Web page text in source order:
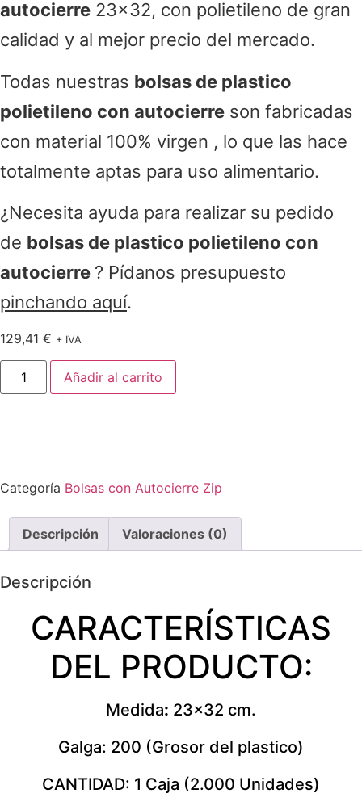
autocierre 23×32, con polietileno de gran
calidad y al mejor precio del mercado.
Todas nuestras bolsas de plastico
polietileno con autocierre son fabricadas
con material 100% virgen , lo que las hace
totalmente aptas para uso alimentario.
¿Necesita ayuda para realizar su pedido
de bolsas de plastico polietileno con
autocierre ? Pídanos presupuesto
pinchando aquí.
129,41 € + IVA
Añadir al carrito
Categoría Bolsas con Autocierre Zip
Descripción Valoraciones (0)
Descripción
CARACTERÍSTICAS
DEL PRODUCTO:
Medida: 23×32 cm.
Galga: 200 (Grosor del plastico)
CANTIDAD: 1 Caja (2.000 Unidades)